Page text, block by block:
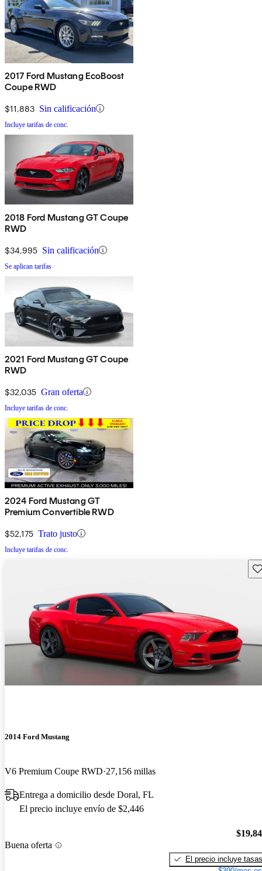
2017 Ford Mustang EcoBoost
Coupe RWD
$11,883 Sin calificación
Incluye tarifas de conc.
2018 Ford Mustang GT Coupe
RWD
$34,995 Sin calificación
Se aplican tarifas
2021 Ford Mustang GT Coupe
RWD
$32,035 Gran oferta
Incluye tarifas de conc.
2024 Ford Mustang GT
Premium Convertible RWD
$52,175 Trato justo
Incluye tarifas de conc.
2014 Ford Mustang
V6 Premium Coupe RWD 27,156 millas
Entrega a domicilio desde Doral, FL
El precio incluye envío de $2,446
Buena oferta
El precio incluye tasas